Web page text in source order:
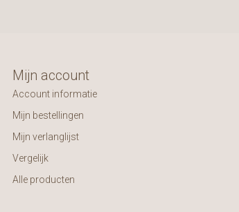
Mijn account
Account informatie
Mijn bestellingen
Mijn verlanglijst
Vergelijk
Alle producten